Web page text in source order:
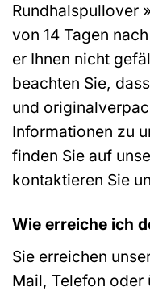
Rundhalspullover
von 14 Tagen
er Ihnen nicht
beachten Sie,
und
Informationen zu
finden Sie auf
kontaktieren Sie
Wie erreiche ich
Sie erreichen
Mail, Telefon